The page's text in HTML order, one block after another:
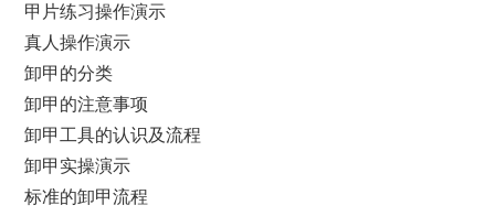
甲片练习操作演示
真人操作演示
卸甲的分类
卸甲的注意事项
卸甲工具的认识及流程
卸甲实操演示
标准的卸甲流程